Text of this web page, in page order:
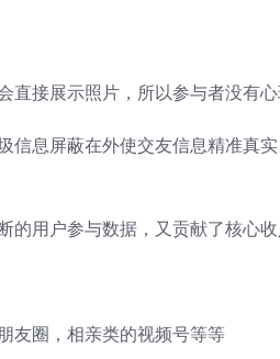
直接展示照片，所以参与者没有
信息屏蔽在外使交友信息精准真
用户参与数据，又贡献了核心收
友圈，相亲类的视频号等等